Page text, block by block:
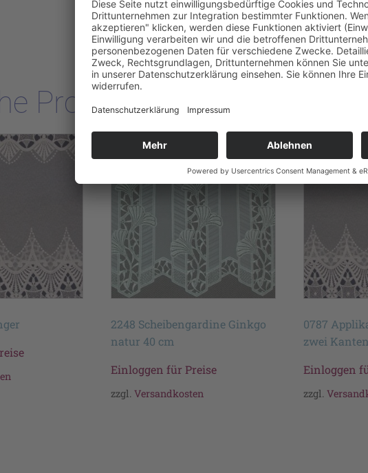
Produkte
2248 Scheibengardine Ginkgo
natur 40 cm
Einloggen für Preise
zzgl. Versandkosten
0787
zwei
Einloggen
zzgl.